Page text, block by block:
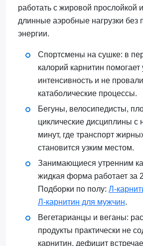
работать с жировой прослойкой
длинные аэробные нагрузки без
энергии.
Спортсмены на сушке: в
калорий карнитин помогает
интенсивность и не
катаболические процессы.
Бегуны, велосипедисты,
циклические дисциплины с
минут, где транспорт
становится узким местом.
Занимающиеся утренним
жидкая форма работает за
Подборки по полу: Л-
Л-карнитин для мужчин.
Вегетарианцы и веганы:
продукты практически не
карнитин, дефицит